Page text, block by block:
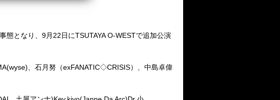
態となり、 9月 22日にTSUTAYA O-WESTで追加公演
、石月努（exFANATIC◇CRISIS）、中島卓偉